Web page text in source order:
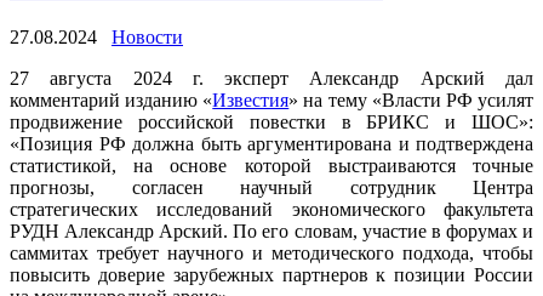
27.08.2024
Новости
27 августа 2024 г. эксперт Александр Арский дал
комментарий изданию «Известия» на тему «Власти РФ усилят
продвижение российской повестки в БРИКС и ШОС»:
«Позиция РФ должна быть аргументирована и подтверждена
статистикой, на основе которой выстраиваются точные
прогнозы, согласен научный сотрудник Центра
стратегических исследований экономического факультета
РУДН Александр Арский. По его словам, участие в форумах и
саммитах требует научного и методического подхода, чтобы
повысить доверие зарубежных партнеров к позиции России